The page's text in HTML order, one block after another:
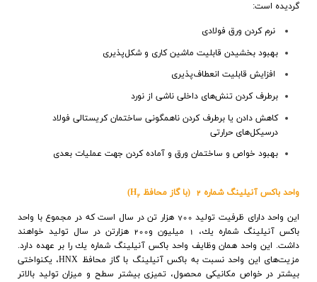
گرديده است:
نرم كردن ورق فولادي
بهبود بخشيدن قابليت ماشين كاري و شكل‌پذيري
افزایش قابليت انعطاف‌پذيري
برطرف كردن تنش‌هاي داخلي ناشي از نورد
كاهش دادن يا برطرف كردن ناهمگونی ساختمان كريستالي فولاد
درسيكل‌هاي حرارتي
بهبود خواص و ساختمان ورق و آماده كردن جهت عمليات بعدي
واحد باكس آنيلينگ شماره 2 (با گاز محافظ H2
)
اين واحد دارای ظرفيت توليد 700 هزار تن در سال است كه در مجموع با واحد
باكس آنيلينگ شماره يك، 1 میلیون و200 هزارتن در سال توليد خواهند
داشت. این واحد همان وظایف واحد باكس آنيلينگ شماره يك را بر عهده دارد.
مزيت‌هاي اين واحد نسبت به باكس آنيلينگ با گاز محافظ HNX، يكنواختي
بيشتر در خواص مكانيكي محصول، تميزي بيشتر سطح و میزان تولید بالاتر